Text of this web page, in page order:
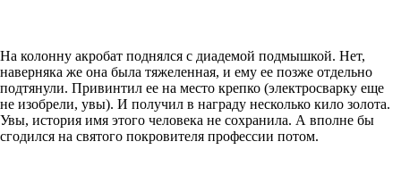
На колонну акробат поднялся с диадемой подмышкой. Нет,
наверняка же она была тяжеленная, и ему ее позже отдельно
подтянули. Привинтил ее на место крепко (электросварку еще
не изобрели, увы). И получил в награду несколько кило золота.
Увы, история имя этого человека не сохранила. А вполне бы
сгодился на святого покровителя профессии потом.